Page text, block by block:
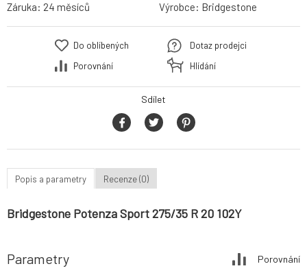
Záruka: 24 měsíců Výrobce: Bridgestone
Do oblíbených
Porovnání
Dotaz prodejci
Hlídání
Sdílet
Popis a parametry Recenze (0)
Bridgestone Potenza Sport 275/35 R 20 102Y
Parametry Porovnání